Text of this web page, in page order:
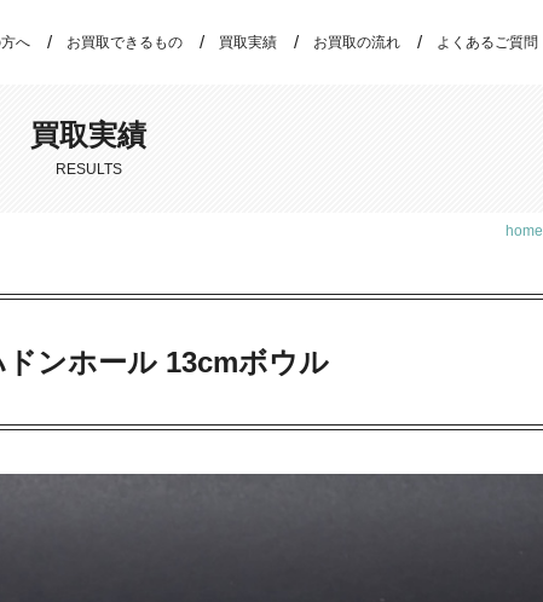
へ お買取できるもの 買取実績 お買取の流れ よくあるご質問
買取実績
RESULTS
home
ドンホール 13cmボウル